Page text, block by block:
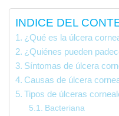
INDICE DEL
¿Qué es la úlcera
¿Quiénes pueden
Síntomas de úlcera
Causas de úlcera
Tipos de úlceras
Bacteriana